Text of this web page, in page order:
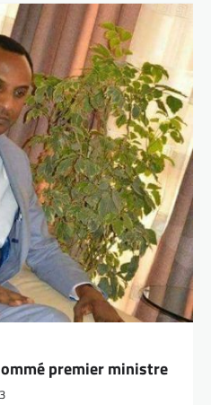
premier ministre